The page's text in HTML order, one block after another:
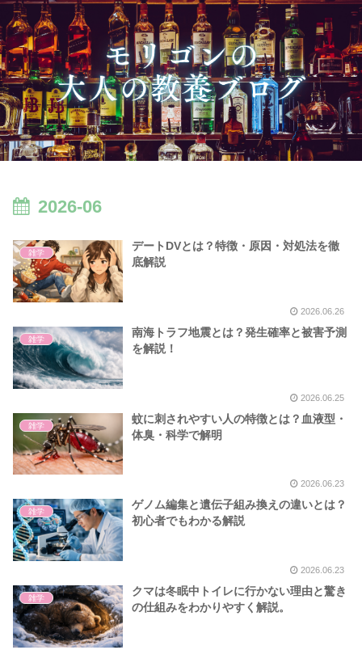
2026-06
雑学
デートDVとは？特徴・原因・対処法を徹
底解説
2026.06.26
雑学
南海トラフ地震とは？発生確率と被害予測
を解説！
2026.06.25
雑学
蚊に刺されやすい人の特徴とは？血液型・
体臭・科学で解明
2026.06.23
雑学
ゲノム編集と遺伝子組み換えの違いとは？
初心者でもわかる解説
2026.06.23
雑学
クマは冬眠中トイレに行かない理由と驚き
の仕組みをわかりやすく解説。